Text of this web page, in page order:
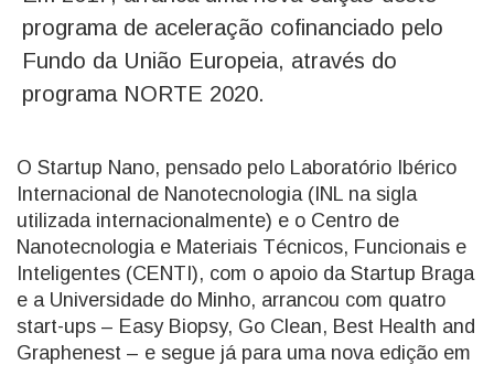
programa de aceleração cofinanciado pelo
Fundo da União Europeia, através do
programa NORTE 2020.
O Startup Nano, pensado pelo Laboratório Ibérico
Internacional de Nanotecnologia (INL na sigla
utilizada internacionalmente) e o Centro de
Nanotecnologia e Materiais Técnicos, Funcionais e
Inteligentes (CENTI), com o apoio da Startup Braga
e a Universidade do Minho, arrancou com quatro
start-ups – Easy Biopsy, Go Clean, Best Health and
Graphenest – e segue já para uma nova edição em